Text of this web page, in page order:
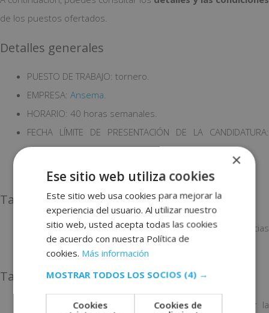
de los puestos ofertados.
Detalles generales
PUESTO DE TRABAJO: tornero.
EMPRESA: Ansema.
HORARIO: 40 horas semanales.
FECHA LÍMITE DE PRESENTACIÓN DE LA CANDIDATURA:
15/04/2023.
LOCALIZACIÓN: Marchena, Sevilla.
Tareas a realizar en el puesto de tornero
Mecanizado de piezas unitarias y en serie con tolerancias
exigentes en algunos casos.
Tareas a realizar en el puesto de soldador
Interpretar los pedidos y los planos para preparar la
×
Ese sitio web utiliza cookies
Este sitio web usa cookies para mejorar la
experiencia del usuario. Al utilizar nuestro
sitio web, usted acepta todas las cookies
de acuerdo con nuestra Política de
cookies. Más información
MOSTRAR TODOS LOS SOCIOS (4) →
Cookies
Cookies de